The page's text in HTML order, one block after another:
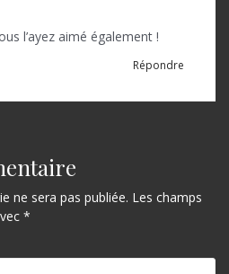
l’ayez aimé également !
Répondre
ne sera pas publiée. Les champs
*